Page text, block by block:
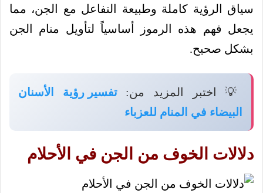
سياق الرؤية كاملة وطبيعة التفاعل مع الجن، مما
يجعل فهم هذه الرموز أساسياً لتأويل منام الجن
بشكل صحيح.
💡 اختبر المزيد من:تفسير رؤية الأسنان
البيضاء في المنام للعزباء
دلالات الخوف من الجن في الأحلام